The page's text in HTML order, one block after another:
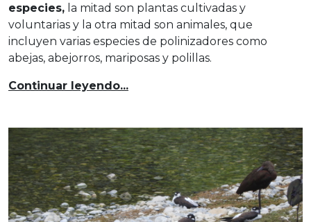
especies, la mitad son plantas cultivadas y
voluntarias y la otra mitad son animales, que
incluyen varias especies de polinizadores como
abejas, abejorros, mariposas y polillas.
Continuar leyendo...